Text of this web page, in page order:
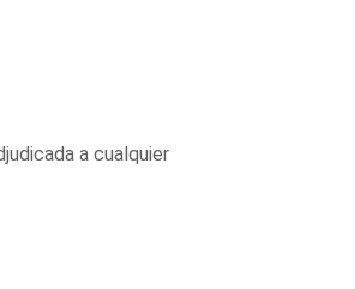
a cualquier